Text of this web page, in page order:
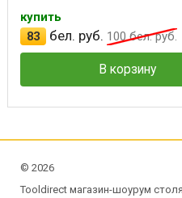
купить
83
бел. руб. 100бел. руб.
В корзину
© 2026
Tooldirect магазин-шоурум